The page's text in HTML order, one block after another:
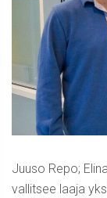
Juuso Repo;
vallitsee laaja